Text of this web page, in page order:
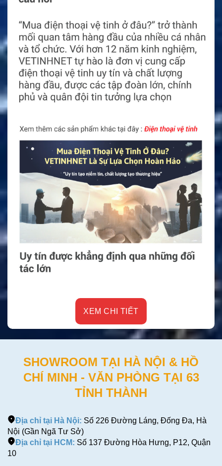
XEM CHI TIẾT
SHOWROOM TẠI HÀ NỘI & HỒ
CHÍ MINH - VĂN PHÒNG TẠI 63
TỈNH THÀNH
Địa chỉ tại Hà Nội: Số 226 Đường Láng, Đống Đa, Hà
Nội (Gần Ngã Tư Sở)
Địa chỉ tại HCM: Số 137 Đường Hòa Hưng, P12, Quận
10